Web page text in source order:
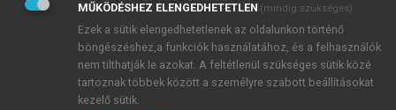
Adatkezelési tájékoztatóbanfoglaltakat tudomásul
veszem és elfogadom.
Általános vásárlási feltételeket, valamint a szotar.netés a
mersz.huoldalak licencszerződéseiben foglaltakat
tudomásul veszem és elfogadom.
MŰKÖDÉSHEZ ELENGEDHETETLEN (mindig szükséges)
Ezek a sütik elengedhetetlenek az oldalunkon történő
böngészéshez,a funkciók használatához, és a felhasználók
nem tilthatják le azokat. A feltétlenül szükséges sütik közé
tartoznak többek között a személyre szabott beállításokat
kezelő sütik.